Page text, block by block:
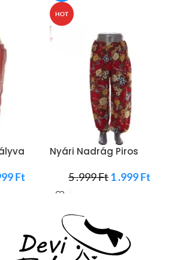
Ft
HOT
Nyári Nadrág Piros
5 .999Ft1 .999Ft